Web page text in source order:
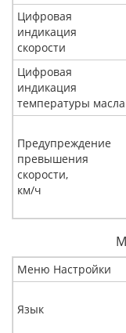
Цифровая
индикация
скорости
Цифровая
индикация
температуры масла
Предупреждение
превышения
скорости,
км/ч
Меню Настройки
Язык